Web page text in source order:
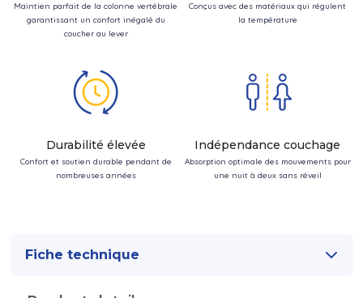
Maintien parfait de la colonne vertébrale
garantissant un confort inégalé du
coucher au lever
Conçus avec des matériaux qui régulent
la température
Durabilité élevée
Confort et soutien durable pendant de
nombreuses années
Indépendance couchage
Absorption optimale des mouvements pour
une nuit à deux sans réveil
Fiche technique